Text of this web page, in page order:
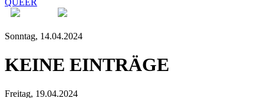
Sonntag, 14.04.2024
KEINE EINTRÄGE
Freitag, 19.04.2024